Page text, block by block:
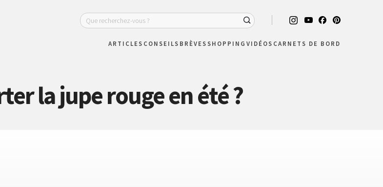
ARTICLES CONSEILS BRÈVESSHOPPING VIDÉOS CARNETS DE BORD
la jupe rouge en été ?